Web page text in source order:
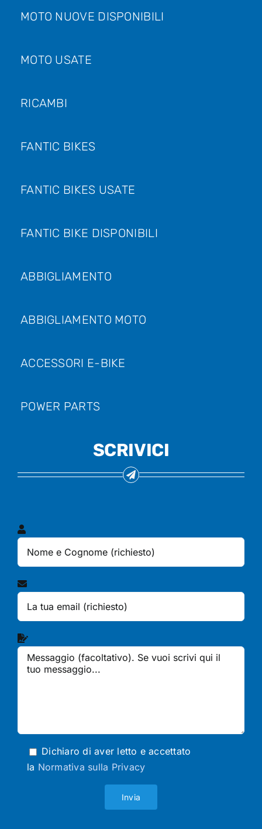
MOTO NUOVE DISPONIBILI
MOTO USATE
RICAMBI
FANTIC BIKES
FANTIC BIKES USATE
FANTIC BIKE DISPONIBILI
ABBIGLIAMENTO
ABBIGLIAMENTO MOTO
ACCESSORI E-BIKE
POWER PARTS
SCRIVICI
Dichiaro di aver letto e accettato
la Normativa sulla Privacy